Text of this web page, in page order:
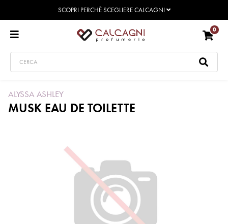
SCOPRI PERCHÈ SCEGLIERE CALCAGNI
0
ALYSSA ASHLEY
MUSK EAU DE TOILETTE